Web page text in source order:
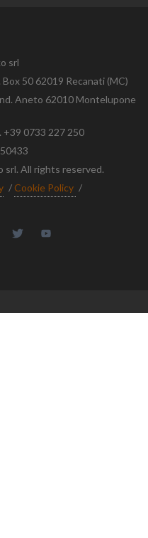
srl
Box 50 62019 Recanati (MC)
Aneto 62010 Montelupone
+39 0733 227 250
srl. All rights reserved.
/ Cookie Policy /